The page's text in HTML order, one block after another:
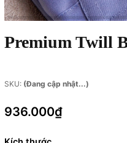
Premium Twill
SKU: (Đang cập nhật...)
936.000₫